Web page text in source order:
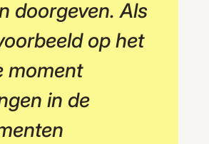
doorgeven. Als
op het
moment
in de